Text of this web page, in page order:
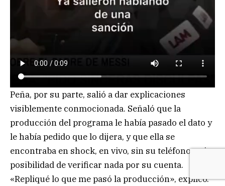
Peña, por su parte, salió a dar explicaciones
visiblemente conmocionada. Señaló que la
producción del programa le había pasado el dato y
le había pedido que lo dijera, y que ella se
encontraba en shock, en vivo, sin su teléfono y sin
posibilidad de verificar nada por su cuenta.
«Repliqué lo que me pasó la producción», explicó.